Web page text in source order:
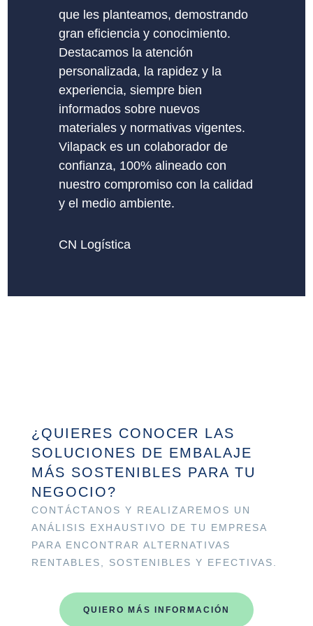
que les planteamos, demostrando
gran eficiencia y conocimiento.
Destacamos la atención
personalizada, la rapidez y la
experiencia, siempre bien
informados sobre nuevos
materiales y normativas vigentes.
Vilapack es un colaborador de
confianza, 100% alineado con
nuestro compromiso con la calidad
y el medio ambiente.
CN Logística
¿QUIERES CONOCER LAS
SOLUCIONES DE EMBALAJE
MÁS SOSTENIBLES PARA TU
NEGOCIO?
CONTÁCTANOS Y REALIZAREMOS UN
ANÁLISIS EXHAUSTIVO DE TU EMPRESA
PARA ENCONTRAR ALTERNATIVAS
RENTABLES, SOSTENIBLES Y EFECTIVAS.
QUIERO MÁS INFORMACIÓN